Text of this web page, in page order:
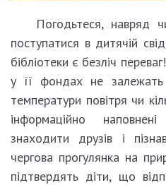
Погодьтеся, навряд
поступатися в дитячій
бібліотеки є безліч
у її фондах не залежать
температури повітря чи
інформаційно
знаходити друзів і
чергова прогулянка на
підтвердять діти, що